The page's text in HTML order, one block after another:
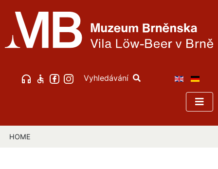
Vyhledávání
HOME